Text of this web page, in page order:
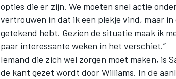
opties die er zijn. We moeten snel actie
vertrouwen in dat ik een plekje vind, maar
getekend hebt. Gezien de situatie maak ik
paar interessante weken in het verschiet.”
Iemand die zich wel zorgen moet maken, is
de kant gezet wordt door Williams. In de